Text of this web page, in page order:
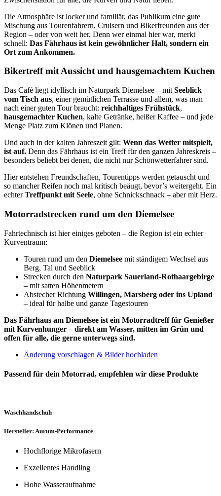
Die Atmosphäre ist locker und familiär, das Publikum eine gute
Mischung aus Tourenfahrern, Cruisern und Bikerfreunden aus der
Region – oder von weit her. Denn wer einmal hier war, merkt
schnell: Das Fährhaus ist kein gewöhnlicher Halt, sondern ein
Ort zum Ankommen.
Bikertreff mit Aussicht und hausgemachtem Kuchen
Das Café liegt idyllisch im Naturpark Diemelsee – mit Seeblick
vom Tisch aus, einer gemütlichen Terrasse und allem, was man
nach einer guten Tour braucht: reichhaltiges Frühstück,
hausgemachter Kuchen, kalte Getränke, heißer Kaffee – und jede
Menge Platz zum Klönen und Planen.
Und auch in der kalten Jahreszeit gilt: Wenn das Wetter mitspielt,
ist auf. Denn das Fährhaus ist ein Treff für den ganzen Jahreskreis –
besonders beliebt bei denen, die nicht nur Schönwetterfahrer sind.
Hier entstehen Freundschaften, Tourentipps werden getauscht und
so mancher Reifen noch mal kritisch beäugt, bevor’s weitergeht. Ein
echterTreffpunkt mit Seele, ohne Schnickschnack – aber mit Herz.
Motorradstrecken rund um den Diemelsee
Fahrtechnisch ist hier einiges geboten – die Region ist ein echter
Kurventraum:
Touren rund um den Diemelsee mit ständigem Wechsel aus
Berg, Tal und Seeblick
Strecken durch den Naturpark Sauerland-Rothaargebirge
– mit satten Höhenmetern
Abstecher Richtung Willingen, Marsberg oder ins Upland
– ideal für halbe und ganze Tagestouren
Das Fährhaus am Diemelsee ist ein Motorradtreff für Genießer
mit Kurvenhunger – direkt am Wasser, mitten im Grün und
offen für alle, die gerne unterwegs sind.
Änderung vorschlagen & Bilder hochladen
Passend für dein Motorrad, empfehlen wir diese Produkte
Waschhandschuh
Hersteller: Aurum-Performance
Hochflorige Mikrofasern
Exzellentes Handling
Hohe Wasseraufnahme